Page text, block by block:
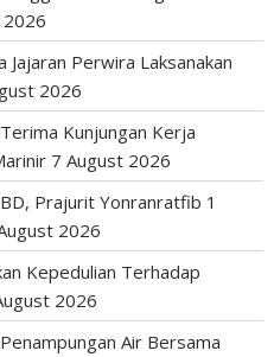
2026
Perwira Laksanakan
2026
Kunjungan Kerja
7 August 2026
Prajurit Yonranratfib 1
2026
Kepedulian Terhadap
2026
Air Bersama